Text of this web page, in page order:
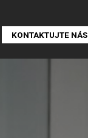
KONTAKTUJTE NÁS